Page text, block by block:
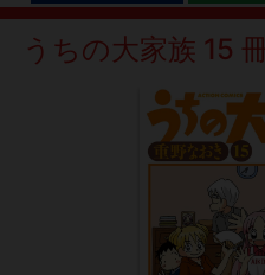
うちの大家族 15